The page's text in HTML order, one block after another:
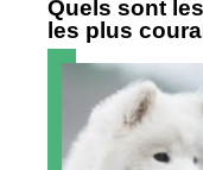
Quels sont
les plus